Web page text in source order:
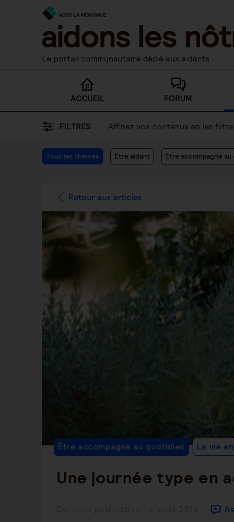
Le portail communautaire dédié aux aidants
ACCUEIL FORUM
FILTRES Affinez vos contenus en les
Tous les thèmes Être aidant Être accompagné
Retour aux articles
Une journée type en
Être accompagné au quotidien La vie